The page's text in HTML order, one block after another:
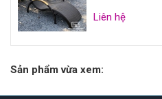
Liên hệ
Sản phẩm vừa xem: